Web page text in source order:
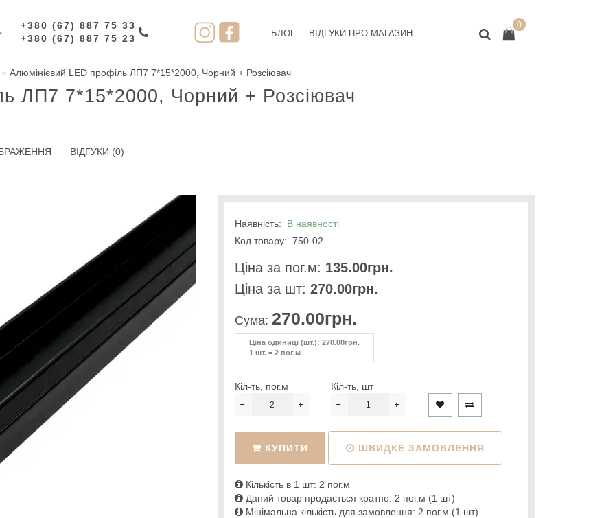
+380 (67) 887 75 33
+380 (67) 887 75 23
БЛОГ ВІДГУКИ ПРО МАГАЗИН
0
Алюмінієвий LED профіль ЛП7 7*15*2000, Чорний + Розсіювач
ЛП7 7*15*2000, Чорний + Розсіювач
ВІДГУКИ (0)
Наявність: В наявності
Код товару: 750-02
Цiна за пог.м: 135.00грн.
Цiна за шт: 270.00грн.
Сума: 270.00грн.
Ціна одиниці (шт.): 270.00грн.
1 шт. = 2 пог.м
Кіл-ть, пог.м Кіл-ть, шт
КУПИТИ ШВИДКЕ ЗАМОВЛЕННЯ
Кількість в 1 шт: 2 пог.м
Даний товар продається кратно: 2 пог.м (1 шт)
Мінімальна кількість для замовлення: 2 пог.м (1 шт)